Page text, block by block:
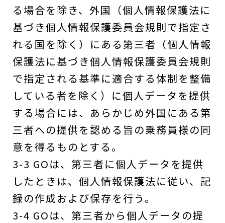
る場合を除き、外国（個人情報保護法に
基づき個人情報保護委員会規則で指定さ
れる国を除く）にある第三者（個人情報
保護法に基づき個人情報保護委員会規則
で指定される基準に適合する体制を整備
している者を除く）に個人データを提供
する場合には、あらかじめ外国にある第
三者への提供を認める旨の乗務員様の同
意を得るものとする。
3-3 GOは、第三者に個人データを提供
したときは、個人情報保護法に従い、記
録の作成および保存を行う。
3-4 GOは、第三者から個人データの提